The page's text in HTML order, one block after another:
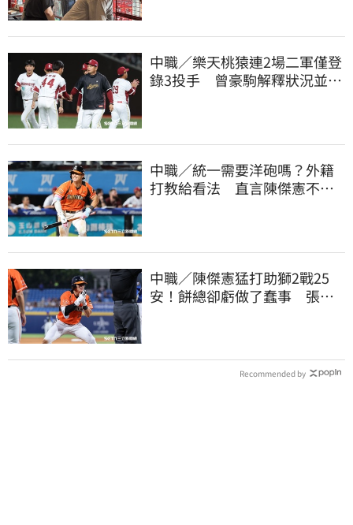
中職／樂天桃猿連2場二軍僅登
錄3投手 曾豪駒解釋狀況並透
中職／統一需要洋砲嗎？外籍
打教給看法 直言陳傑憲不能
中職／陳傑憲猛打助獅2戰25
安！餅總卻虧做了蠢事 張翔
Recommended by